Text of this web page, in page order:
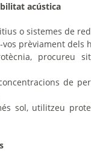
acústica
o sistemes de
prèviament dels
procureu
de
sol, utilitzeu